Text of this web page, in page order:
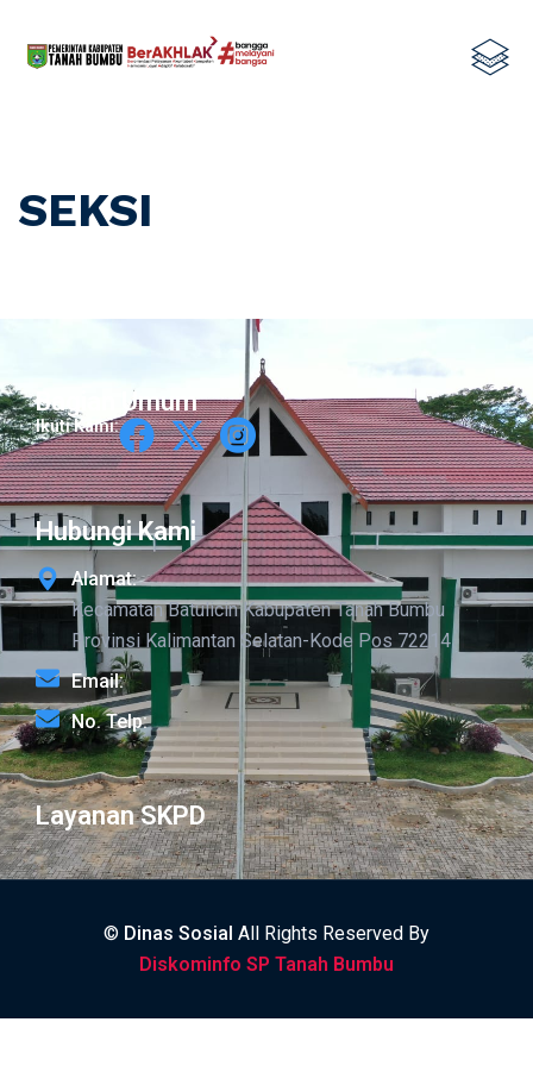
SEKSI
Bagian Umum
Ikuti Kami:
Hubungi Kami
Alamat:
Kecamatan Batulicin Kabupaten Tanah Bumbu
Provinsi Kalimantan Selatan-Kode Pos 72214
Email:
No. Telp:
Layanan SKPD
© Dinas Sosial All Rights Reserved By
Diskominfo SP Tanah Bumbu